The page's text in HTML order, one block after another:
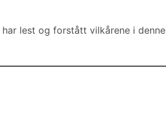
lest og forstått vilkårene i denne